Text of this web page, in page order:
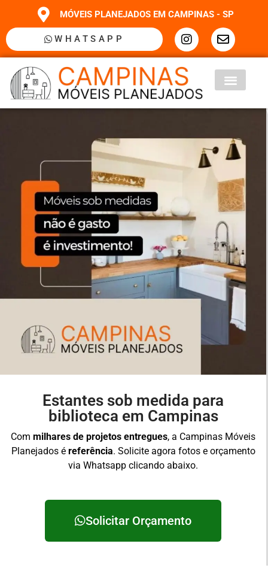
MÓVEIS PLANEJADOS EM CAMPINAS - SP
WHATSAPP
Estantes sob medida para
biblioteca em Campinas
Com milhares de projetos entregues, a Campinas Móveis
Planejados é referência. Solicite agora fotos e orçamento
via Whatsapp clicando abaixo.
Solicitar Orçamento